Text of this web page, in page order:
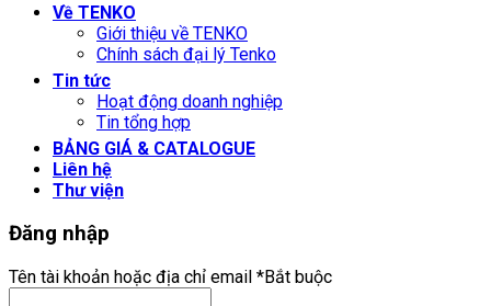
Về TENKO
Giới thiệu về TENKO
Chính sách đại lý Tenko
Tin tức
Hoạt động doanh nghiệp
Tin tổng hợp
BẢNG GIÁ & CATALOGUE
Liên hệ
Thư viện
Đăng nhập
Tên tài khoản hoặc địa chỉ email *Bắt buộc